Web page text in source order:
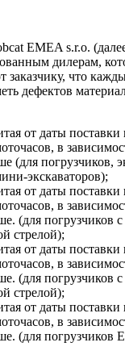
EMEA s.r.o.
дилерам,
заказчику, что
дефектов
от даты
в
(для погрузчиков,
экскаваторов);
от даты
в
(для погрузчиков
стрелой);
от даты
в
(для погрузчиков
стрелой);
от даты
в
(для погрузчиков